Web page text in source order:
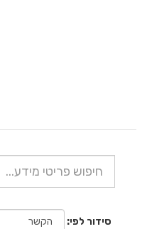
סידור לפי